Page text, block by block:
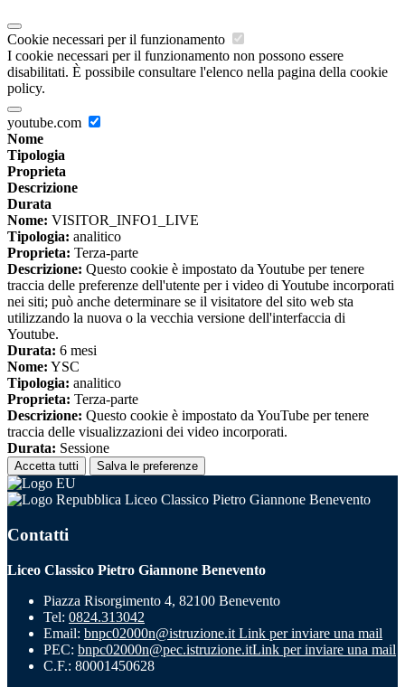
Cookie necessari per il funzionamento
I cookie necessari per il funzionamento non possono essere
disabilitati. È possibile consultare l'elenco nella pagina della cookie
policy.
youtube.com
Nome
Tipologia
Proprieta
Descrizione
Durata
Nome: VISITOR_INFO1_LIVE
Tipologia: analitico
Proprieta: Terza-parte
Descrizione: Questo cookie è impostato da Youtube per tenere
traccia delle preferenze dell'utente per i video di Youtube incorporati
nei siti; può anche determinare se il visitatore del sito web sta
utilizzando la nuova o la vecchia versione dell'interfaccia di
Youtube.
Durata: 6 mesi
Nome: YSC
Tipologia: analitico
Proprieta: Terza-parte
Descrizione: Questo cookie è impostato da YouTube per tenere
traccia delle visualizzazioni dei video incorporati.
Durata: Sessione
Accetta tutti Salva le preferenze
Liceo Classico Pietro Giannone Benevento
Contatti
Liceo Classico Pietro Giannone Benevento
Piazza Risorgimento 4, 82100 Benevento
Tel: 0824.313042
Email: bnpc02000n@istruzione.it Link per inviare una mail
PEC: bnpc02000n@pec.istruzione.itLink per inviare una mail
C.F.: 80001450628